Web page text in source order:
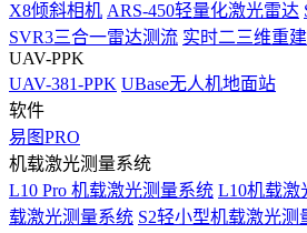
X8倾斜相机 ARS-450轻量化激光雷达
SVR3三合一雷达测流 实时二三维重
UAV-PPK
UAV-381-PPK UBase无人机地面站
软件
易图PRO
机载激光测量系统
L10 Pro 机载激光测量系统 L10机载激
载激光测量系统 S2轻小型机载激光测